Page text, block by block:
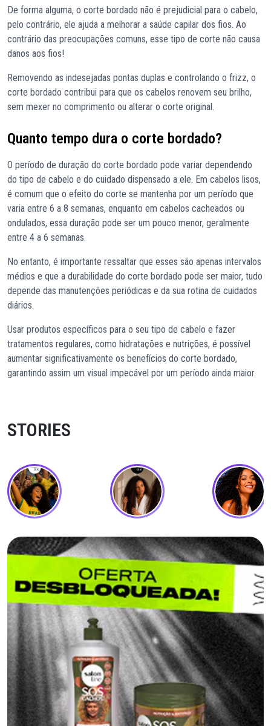
De forma alguma, o corte bordado não é prejudicial para o cabelo,
pelo contrário, ele ajuda a melhorar a saúde capilar dos fios. Ao
contrário das preocupações comuns, esse tipo de corte não causa
danos aos fios!
Removendo as indesejadas pontas duplas e controlando o frizz, o
corte bordado contribui para que os cabelos renovem seu brilho,
sem mexer no comprimento ou alterar o corte original.
Quanto tempo dura o corte bordado?
O período de duração do corte bordado pode variar dependendo
do tipo de cabelo e do cuidado dispensado a ele. Em cabelos lisos,
é comum que o efeito do corte se mantenha por um período que
varia entre 6 a 8 semanas, enquanto em cabelos cacheados ou
ondulados, essa duração pode ser um pouco menor, geralmente
entre 4 a 6 semanas.
No entanto, é importante ressaltar que esses são apenas intervalos
médios e que a durabilidade do corte bordado pode ser maior, tudo
depende das manutenções periódicas e da sua rotina de cuidados
diários.
Usar produtos específicos para o seu tipo de cabelo e fazer
tratamentos regulares, como hidratações e nutrições, é possível
aumentar significativamente os benefícios do corte bordado,
garantindo assim um visual impecável por um período ainda maior.
STORIES